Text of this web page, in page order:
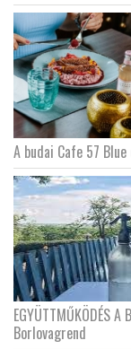
A budai Cafe 57
EGYÜTTMŰKÖDÉS A
Borlovagrend